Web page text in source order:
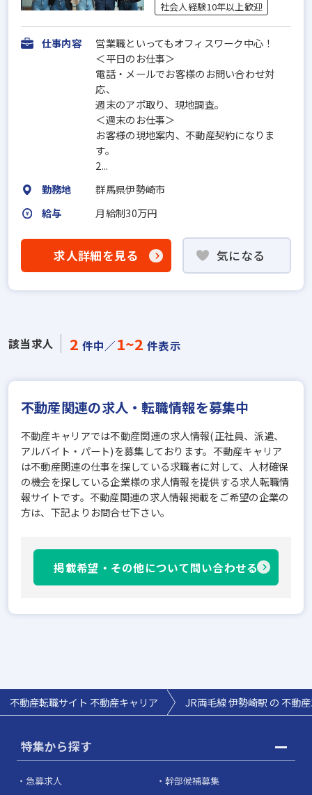
社会人経験10年以上歓迎
仕事内容
営業職といってもオフィスワーク中心！
＜平日のお仕事＞
電話・メールでお客様のお問い合わせ対
応、
週末のアポ取り、現地調査。
＜週末のお仕事＞
お客様の現地案内、不動産契約になりま
す。
2...
勤務地
群馬県伊勢崎市
給与
月給制30万円
求人詳細を見る 気になる
該当求人 2 件中／1~2 件表示
不動産関連の求人・転職情報を募集中
不動産キャリアでは不動産関連の求人情報(正社員、派遣、
アルバイト・パート)を募集しております。不動産キャリア
は不動産関連の仕事を探している求職者に対して、人材確保
の機会を探している企業様の求人情報を提供する求人転職情
報サイトです。不動産関連の求人情報掲載をご希望の企業の
方は、下記よりお問合せ下さい。
掲載希望・その他について問い合わせる
不動産転職サイト 不動産キャリア JR両毛線 伊勢崎駅 の 不動
特集から探す
急募求人
幹部候補募集